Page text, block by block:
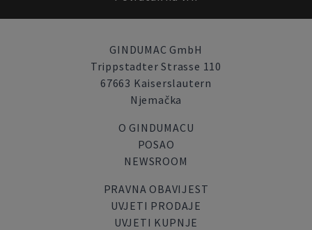
GINDUMAC GmbH
Trippstadter Strasse 110
67663 Kaiserslautern
Njemačka
O GINDUMACU
POSAO
NEWSROOM
PRAVNA OBAVIJEST
UVJETI PRODAJE
UVJETI KUPNJE